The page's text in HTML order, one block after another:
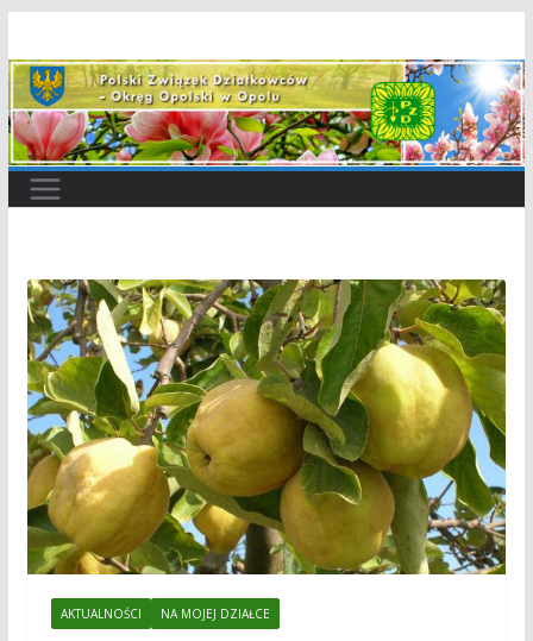
do
treści
AKTUALNOŚCI NA MOJEJ DZIAŁCE